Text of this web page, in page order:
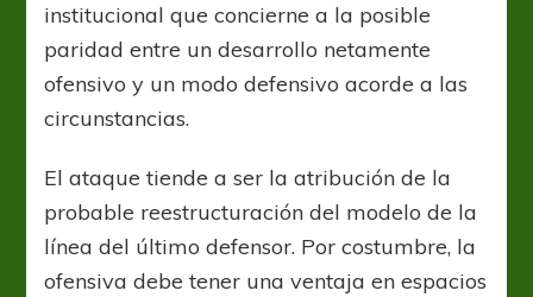
institucional que concierne a la posible
paridad entre un desarrollo netamente
ofensivo y un modo defensivo acorde a las
circunstancias.
El ataque tiende a ser la atribución de la
probable reestructuración del modelo de la
línea del último defensor. Por costumbre, la
ofensiva debe tener una ventaja en espacios